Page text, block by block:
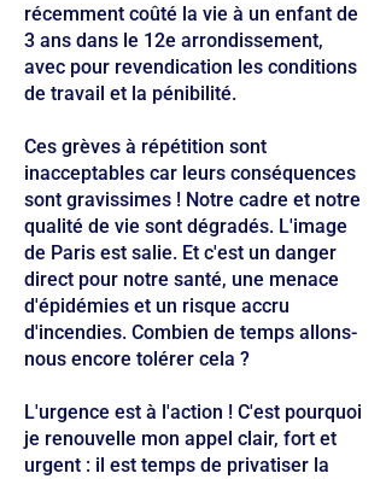
récemment coûté la vie à un enfant de
3 ans dans le 12e arrondissement,
avec pour revendication les conditions
de travail et la pénibilité.
Ces grèves à répétition sont
inacceptables car leurs conséquences
sont gravissimes ! Notre cadre et notre
qualité de vie sont dégradés. L'image
de Paris est salie. Et c'est un danger
direct pour notre santé, une menace
d'épidémies et un risque accru
d'incendies. Combien de temps allons-
nous encore tolérer cela ?
L'urgence est à l'action ! C'est pourquoi
je renouvelle mon appel clair, fort et
urgent : il est temps de privatiser la